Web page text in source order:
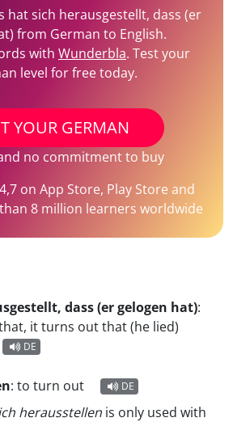
hat sich herausgestellt, dass (er
from German to English.
with Wunderbla. Test your
level for free today.
YOUR GERMAN
no commitment to buy
4,7 on App Store, Play Store and
8 million learners worldwide
dass (er gelogen hat):
it turns out that (he lied)
DE
: to turn out DE
herausstellen is only used with